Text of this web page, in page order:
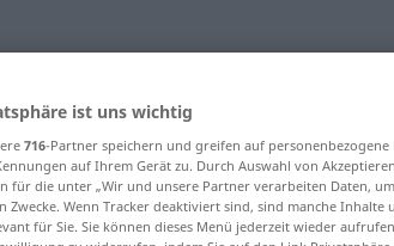
für "Rücksicht"
ist uns wichtig
716-Partner speichern und greifen auf
auf Ihrem Gerät zu. Durch Auswahl von
für die unter „Wir und unsere Partner verarbeiten Daten,
Zwecke. Wenn Tracker deaktiviert sind, sind manche Inhalte
für Sie. Sie können dieses Menü jederzeit wieder